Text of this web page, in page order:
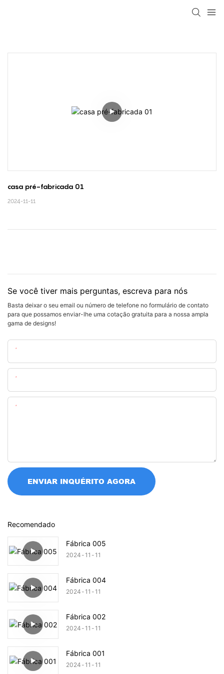
casa pré-fabricada 01
2024-11-11
Se você tiver mais perguntas, escreva para nós
Basta deixar o seu email ou número de telefone no formulário de contato
para que possamos enviar-lhe uma cotação gratuita para a nossa ampla
gama de designs!
ENVIAR INQUÉRITO AGORA
Recomendado
Fábrica 005
2024 11 11
Fábrica 004
2024 11 11
Fábrica 002
2024 11 11
Fábrica 001
2024 11 11